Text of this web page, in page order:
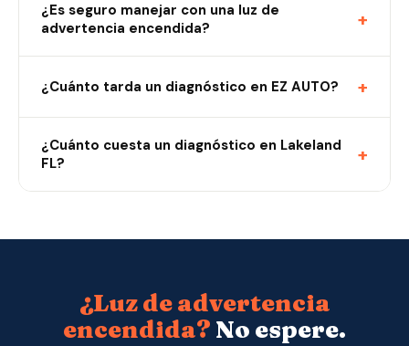
¿Es seguro manejar con una luz de
advertencia encendida?
+
¿Cuánto tarda un diagnóstico en EZ AUTO? +
¿Cuánto cuesta un diagnóstico en Lakeland
FL?
+
¿Luz de advertencia
encendida? No espere.